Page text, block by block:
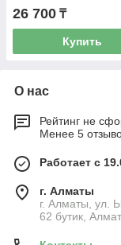
26 700 ₸
Купить
О нас
Рейтинг не
Менее 5
Работает с
г. Алматы
г. Алматы, ул.
62 бутик,